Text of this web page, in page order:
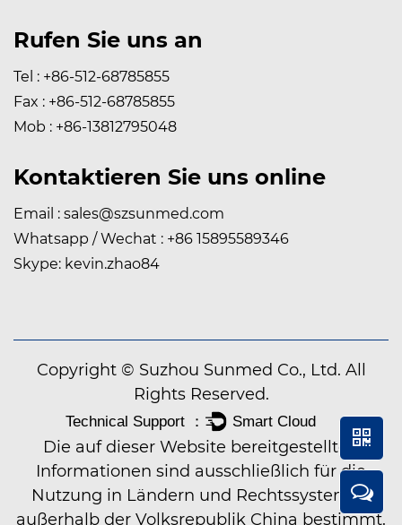
Rufen Sie uns an
Tel : +86-512-68785855
Fax : +86-512-68785855
Mob : +86-13812795048
Kontaktieren Sie uns online
Email : sales@szsunmed.com
Whatsapp / Wechat : +86 15895589346
Skype: kevin.zhao84
Copyright © Suzhou Sunmed Co., Ltd. All
Rights Reserved.
Die auf dieser Website bereitgestellten
Informationen sind ausschließlich für die
Nutzung in Ländern und Rechtssystemen
außerhalb der Volksrepublik China bestimmt.